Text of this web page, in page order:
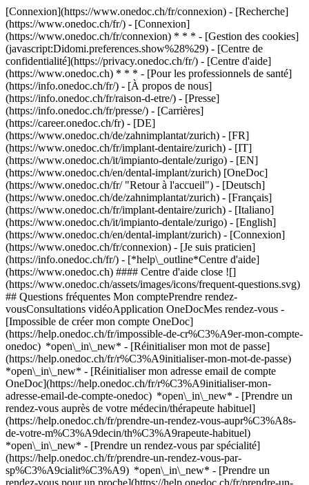
[Connexion](https://www.onedoc.ch/fr/connexion) - [Recherche]
(https://www.onedoc.ch/fr/) - [Connexion]
(https://www.onedoc.ch/fr/connexion) * * * - [Gestion des cookies]
(javascript:Didomi.preferences.show%28%29) - [Centre de
confidentialité](https://privacy.onedoc.ch/fr/) - [Centre d'aide]
(https://www.onedoc.ch) * * * - [Pour les professionnels de santé]
(https://info.onedoc.ch/fr/) - [À propos de nous]
(https://info.onedoc.ch/fr/raison-d-etre/) - [Presse]
(https://info.onedoc.ch/fr/presse/) - [Carrières]
(https://career.onedoc.ch/fr) - [DE]
(https://www.onedoc.ch/de/zahnimplantat/zurich) - [FR]
(https://www.onedoc.ch/fr/implant-dentaire/zurich) - [IT]
(https://www.onedoc.ch/it/impianto-dentale/zurigo) - [EN]
(https://www.onedoc.ch/en/dental-implant/zurich) [OneDoc]
(https://www.onedoc.ch/fr/ "Retour à l'accueil") - [Deutsch]
(https://www.onedoc.ch/de/zahnimplantat/zurich) - [Français]
(https://www.onedoc.ch/fr/implant-dentaire/zurich) - [Italiano]
(https://www.onedoc.ch/it/impianto-dentale/zurigo) - [English]
(https://www.onedoc.ch/en/dental-implant/zurich) - [Connexion]
(https://www.onedoc.ch/fr/connexion) - [Je suis praticien]
(https://info.onedoc.ch/fr/) - [*help\_outline*Centre d'aide]
(https://www.onedoc.ch) #### Centre d'aide close ![]
(https://www.onedoc.ch/assets/images/icons/frequent-questions.svg)
## Questions fréquentes Mon comptePrendre rendez-
vousConsultations vidéoApplication OneDocMes rendez-vous -
[Impossible de créer mon compte OneDoc]
(https://help.onedoc.ch/fr/impossible-de-cr%C3%A9er-mon-compte-
onedoc) *open\_in\_new* - [Réinitialiser mon mot de passe]
(https://help.onedoc.ch/fr/r%C3%A9initialiser-mon-mot-de-passe)
*open\_in\_new* - [Réinitialiser mon adresse email de compte
OneDoc](https://help.onedoc.ch/fr/r%C3%A9initialiser-mon-
adresse-email-de-compte-onedoc) *open\_in\_new* - [Prendre un
rendez-vous auprès de votre médecin/thérapeute habituel]
(https://help.onedoc.ch/fr/prendre-un-rendez-vous-aupr%C3%A8s-
de-votre-m%C3%A9decin/th%C3%A9rapeute-habituel)
*open\_in\_new* - [Prendre un rendez-vous par spécialité]
(https://help.onedoc.ch/fr/prendre-un-rendez-vous-par-
sp%C3%A9cialit%C3%A9) *open\_in\_new* - [Prendre un
rendez-vous pour un proche](https://help.onedoc.ch/fr/prendre-un-